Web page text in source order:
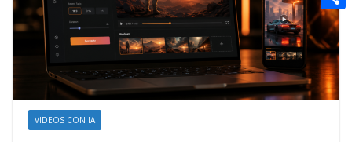
VIDEOS CON IA
n
g
e
r
e
r
e
r
e
s
a
l
e
d
d
i
C
o
m
p